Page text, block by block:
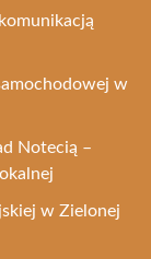
w
Notecią –
w Zielonej